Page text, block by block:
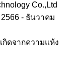
Co.,Ltd
- ธันวาคม
กิดจากความแห้ง